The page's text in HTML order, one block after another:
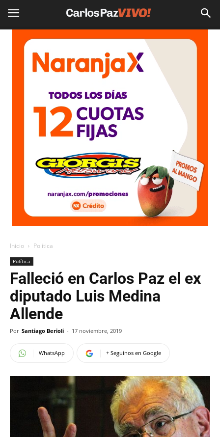
Inicio Política
Política
Falleció en Carlos Paz el ex
diputado Luis Medina
Allende
Por Santiago Berioli - 17 noviembre, 2019
WhatsApp + Seguinos en Google